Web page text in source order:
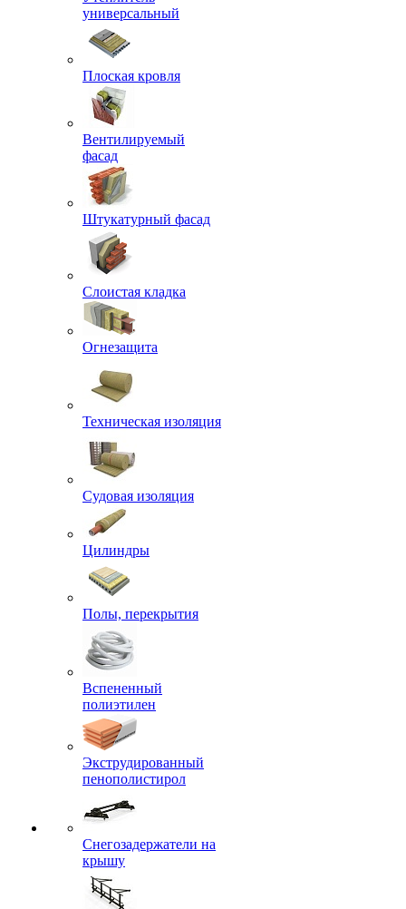
универсальный
Плоская кровля
Вентилируемый
фасад
Штукатурный фасад
Слоистая кладка
Огнезащита
Техническая изоляция
Судовая изоляция
Цилиндры
Полы, перекрытия
Вспененный
полиэтилен
Экструдированный
пенополистирол
Снегозадержатели на
крышу